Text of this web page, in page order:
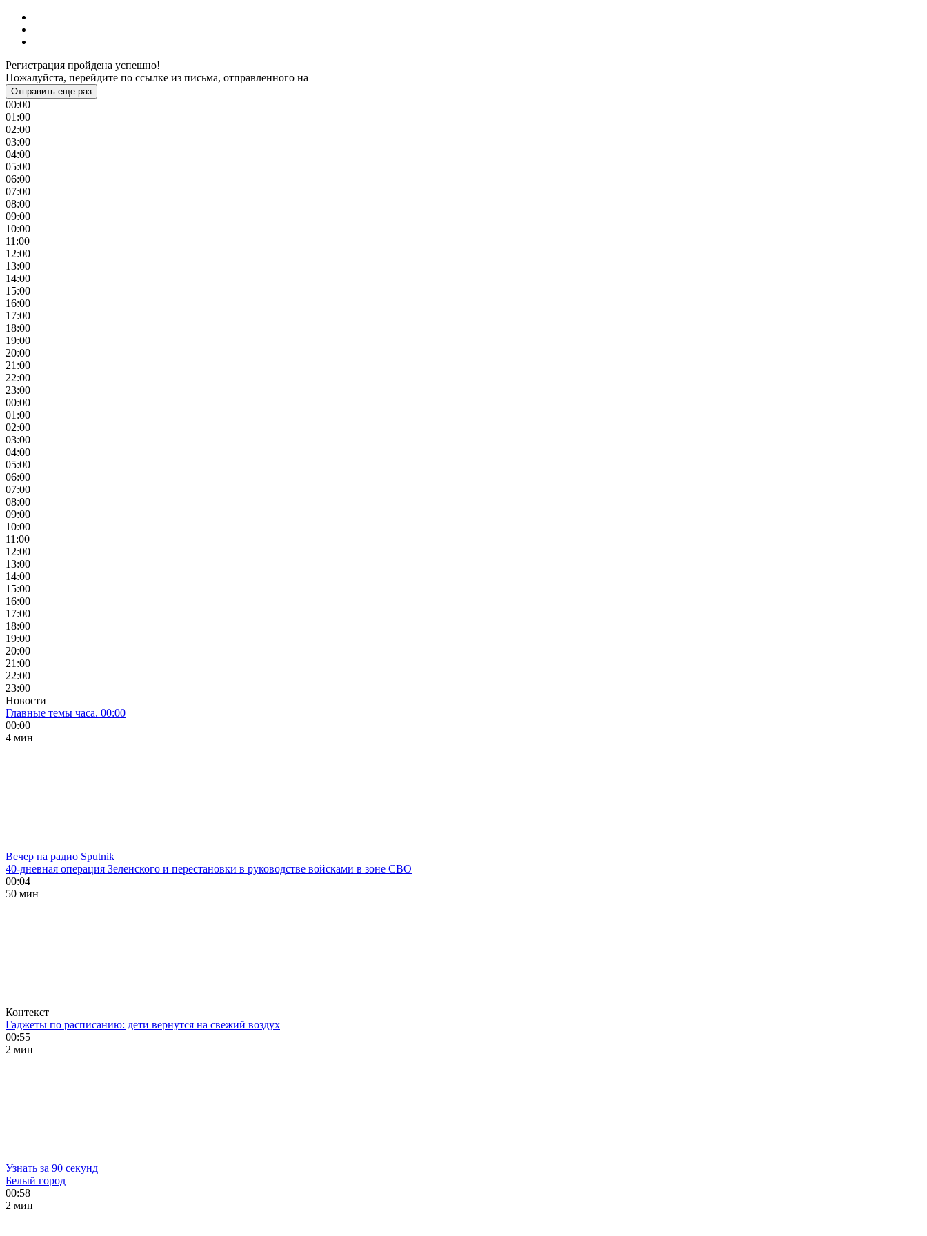
Регистрация пройдена успешно!
Пожалуйста, перейдите по ссылке из письма, отправленного на
Отправить еще раз
00:00
01:00
02:00
03:00
04:00
05:00
06:00
07:00
08:00
09:00
10:00
11:00
12:00
13:00
14:00
15:00
16:00
17:00
18:00
19:00
20:00
21:00
22:00
23:00
00:00
01:00
02:00
03:00
04:00
05:00
06:00
07:00
08:00
09:00
10:00
11:00
12:00
13:00
14:00
15:00
16:00
17:00
18:00
19:00
20:00
21:00
22:00
23:00
Новости
Главные темы часа. 00:00
00:00
4 мин
Вечер на радио Sputnik
40-дневная операция Зеленского и перестановки в руководстве войсками в зоне СВО
00:04
50 мин
Контекст
Гаджеты по расписанию: дети вернутся на свежий воздух
00:55
2 мин
Узнать за 90 секунд
Белый город
00:58
2 мин